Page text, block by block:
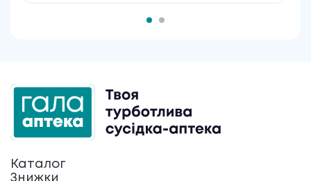
Каталог
Знижки